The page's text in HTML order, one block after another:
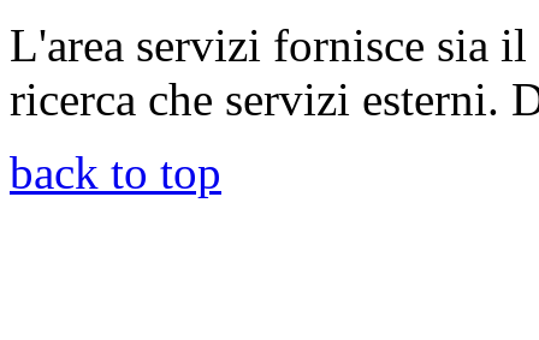
L'area servizi fornisce sia
ricerca che servizi esterni.
back to top